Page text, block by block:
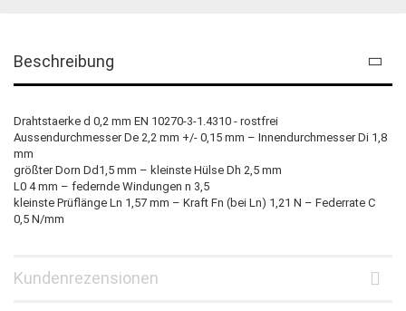
Beschreibung
Drahtstaerke d 0,2 mm EN 10270-3-1.4310 - rostfrei
Aussendurchmesser De 2,2 mm +/- 0,15 mm – Innendurchmesser Di 1,8
mm
größter Dorn Dd1,5 mm – kleinste Hülse Dh 2,5 mm
L0 4 mm – federnde Windungen n 3,5
kleinste Prüflänge Ln 1,57 mm – Kraft Fn (bei Ln) 1,21 N – Federrate C
0,5 N/mm
Kundenrezensionen